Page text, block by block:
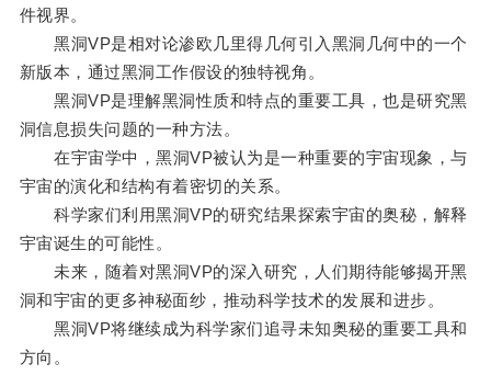
件视界。
黑洞VP是相对论渗欧几里得几何引入黑洞几何中的一个
新版本，通过黑洞工作假设的独特视角。
黑洞VP是理解黑洞性质和特点的重要工具，也是研究黑
洞信息损失问题的一种方法。
在宇宙学中，黑洞VP被认为是一种重要的宇宙现象，与
宇宙的演化和结构有着密切的关系。
科学家们利用黑洞VP的研究结果探索宇宙的奥秘，解释
宇宙诞生的可能性。
未来，随着对黑洞VP的深入研究，人们期待能够揭开黑
洞和宇宙的更多神秘面纱，推动科学技术的发展和进步。
黑洞VP将继续成为科学家们追寻未知奥秘的重要工具和
方向。